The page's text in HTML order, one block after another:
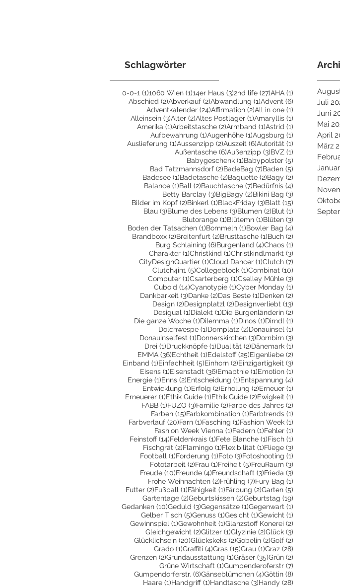
Schlagwörter
0-0-1 (1)1 Beitrag
1060 Wien (1)1 Beitrag
14er Haus (3)3 Beiträge
2nd life (27)27 Beiträge
AHA (1) 1 Beitrag
Abschied (2)2 Beiträge
Abverkauf (2)2 Beiträge
Abwandlung (1)1 Beitrag
Advent (6) 6 Beiträge
Adventkalender (24)24 Beiträge
Affirmation (2)2 Beiträge
All in one (1) 1 Beitrag
Alleinsein (3)3 Beiträge
Alter (2)2 Beiträge
Altes Postlager (1)1 Beitrag
Amaryllis (1) 1 Beitrag
Amerika (1)1 Beitrag
Arbeitstasche (2)2 Beiträge
Armband (1)1 Beitrag
Astrid (1) 1 Beitrag
Aufbewahrung (1)1 Beitrag
Augenhöhe (1)1 Beitrag
Augsburg (1) 1 Beitrag
Auslieferung (1)1 Beitrag
Aussenzipp (2)2 Beiträge
Auszeit (6)6 Beiträge
Autorität (1) 1 Beitrag
Außentasche (6)6 Beiträge
Außenzipp (3)3 Beiträge
BVZ (1)
Babygeschenk (1)1 Beitrag
Babypolster (5) 5 Beiträge
Bad Tatzmannsdorf (2)2 Beiträge
BadeBag (7)7 Beiträge
Baden (5) 5 Beiträge
Badesee (1)1 Beitrag
Badetasche (2)2 Beiträge
Baguette (2)2 Beiträge
Bagy (2) 2 Beiträge
Balance (1)1 Beitrag
Ball (2)2 Beiträge
Bauchtasche (7)7 Beiträge
Bedürfnis (4) 4 Beiträge
Betty Barclay (3)3 Beiträge
BigBagy (2)2 Beiträge
Bikini Bag (3) 3 Beiträge
Bilder im Kopf (2)2 Beiträge
Binkerl (1)1 Beitrag
BlackFriday (3)3 Beiträge
Blatt (15) 15 Beiträge
Blau (3)3 Beiträge
Blume des Lebens (3)3 Beiträge
Blumen (2)2 Beiträge
Blut (1) 1 Beitrag
Blutorange (1)1 Beitrag
Blütemn (1)1 Beitrag
Blüten (3)
Boden der Tatsachen (1)1 Beitrag
Bommeln (1)1 Beitrag
Bowler Bag (4)
Brandboxx (2)2 Beiträge
Breitenfurt (2)2 Beiträge
Brusttasche (1)1 Beitrag
Buch (2)
Burg Schlaining (6)6 Beiträge
Burgenland (4)4 Beiträge
Chaos (1)
Charakter (1)1 Beitrag
Christkind (1)1 Beitrag
Christkindlmarkt (3)
CityDesignQuartier (1)1 Beitrag
Cloud Dancer (1)1 Beitrag
Clutch (7)
Clutch4in1 (5)5 Beiträge
Collegeblock (1)1 Beitrag
Combinat (10)
Computer (1)1 Beitrag
Csarterberg (1)1 Beitrag
Cselley Mühle (3)
Cuboid (14)14 Beiträge
Cyanotypie (1)1 Beitrag
Cyber Monday (1)
Dankbarkeit (3)3 Beiträge
Danke (2)2 Beiträge
Das Beste (1)1 Beitrag
Denken (2)
Design (2)2 Beiträge
Designplatzl (2)2 Beiträge
Designverliebt (13)
Desigual (1)1 Beitrag
Dialekt (1)1 Beitrag
Die Burgenländerin (2)
Die ganze Woche (1)1 Beitrag
Dilemma (1)1 Beitrag
Dinos (1)1 Beitrag
Dirndl (1)
Dolchwespe (1)1 Beitrag
Domplatz (2)2 Beiträge
Donauinsel (1)
Donauinselfest (1)1 Beitrag
Donnerskirchen (3)3 Beiträge
Dornbirn (3)
Drei (1)1 Beitrag
Druckknöpfe (1)1 Beitrag
Dualität (2)2 Beiträge
Dänemark (1)
EMMA (36)36 Beiträge
Echtheit (1)1 Beitrag
Edelstoff (25)25 Beiträge
Eigenliebe (2)
Einband (1)1 Beitrag
Einfachheit (5)5 Beiträge
Einhorn (2)2 Beiträge
Einzigartigkeit (3)
Eisens (1)1 Beitrag
Eisenstadt (36)36 Beiträge
Emapthie (1)1 Beitrag
Emotion (1)
Energie (1)1 Beitrag
Enns (2)2 Beiträge
Entscheidung (1)1 Beitrag
Entspannung (4)
Entwicklung (1)1 Beitrag
Erfolg (2)2 Beiträge
Erholung (2)2 Beiträge
Erneuer (1)
Erneuerer (1)1 Beitrag
Ethik Guide (1)1 Beitrag
Ethik.Guide (2)2 Beiträge
Ewigkeit (1)
FABB (1)1 Beitrag
FUZO (3)3 Beiträge
Familie (2)2 Beiträge
Farbe des Jahres (2)
Farben (15)15 Beiträge
Farbkombination (1)1 Beitrag
Farbtrends (1)
Farbverlauf (20)20 Beiträge
Farn (1)1 Beitrag
Fasching (1)1 Beitrag
Fashion Week (1)
Fashion Week Vienna (1)1 Beitrag
Federn (1)1 Beitrag
Fehler (1)
Feinstoff (14)14 Beiträge
Feldenkrais (1)1 Beitrag
Fete Blanche (1)1 Beitrag
Fisch (1)
Fischgrät (2)2 Beiträge
Flamingo (1)1 Beitrag
Flexibilität (1)1 Beitrag
Fliege (3)
Football (1)1 Beitrag
Forderung (1)1 Beitrag
Foto (3)3 Beiträge
Fotoshooting (1)
Fototarbeit (2)2 Beiträge
Frau (1)1 Beitrag
Freiheit (5)5 Beiträge
FreuRaum (3)
Freude (10)10 Beiträge
Freunde (4)4 Beiträge
Freundschaft (3)3 Beiträge
Frieda (3)
Frohe Weihnachten (2)2 Beiträge
Frühling (7)7 Beiträge
Fury Bag (1)
Futter (2)2 Beiträge
Fußball (1)1 Beitrag
Fähigkeit (1)1 Beitrag
Färbung (2)2 Beiträge
Garten (5)
Gartentage (2)2 Beiträge
Geburtskissen (2)2 Beiträge
Geburtstag (19)
Gedanken (10)10 Beiträge
Geduld (3)3 Beiträge
Gegensätze (1)1 Beitrag
Gegenwart (1)
Gelber Tisch (5)5 Beiträge
Genuss (1)1 Beitrag
Gesicht (1)1 Beitrag
Gewicht (1)
Gewinnspiel (1)1 Beitrag
Gewohnheit (1)1 Beitrag
Glanzstoff Konerei (2)
Gleichgewicht (2)2 Beiträge
Glitzer (1)1 Beitrag
Glyzinie (2)2 Beiträge
Glück (3)
Glücklichsein (20)20 Beiträge
Glückskeks (2)2 Beiträge
Gobelin (2)2 Beiträge
Golf (2)
Grado (1)1 Beitrag
Graffiti (4)4 Beiträge
Gras (15)15 Beiträge
Grau (1)1 Beitrag
Graz (28)
Grenzen (2)2 Beiträge
Grundausstattung (1)1 Beitrag
Gräser (35)35 Beiträge
Grün (2)
Grüne Wirtschaft (1)1 Beitrag
Gumpenderoferstr (7)
Gumpendorferstr. (6)6 Beiträge
Gänseblümchen (4)4 Beiträge
Göttin (8)
Haare (1)1 Beitrag
Handgriff (1)1 Beitrag
Handtasche (3)3 Beiträge
Handy (28)
Juli
Juni
Mai
April
März